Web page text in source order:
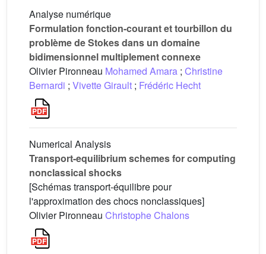
Analyse numérique
Formulation fonction-courant et tourbillon du
problème de Stokes dans un domaine
bidimensionnel multiplement connexe
Olivier Pironneau Mohamed Amara ; Christine
Bernardi ; Vivette Girault ; Frédéric Hecht
Numerical Analysis
Transport-equilibrium schemes for computing
nonclassical shocks
[Schémas transport-équilibre pour
l'approximation des chocs nonclassiques]
Olivier Pironneau Christophe Chalons